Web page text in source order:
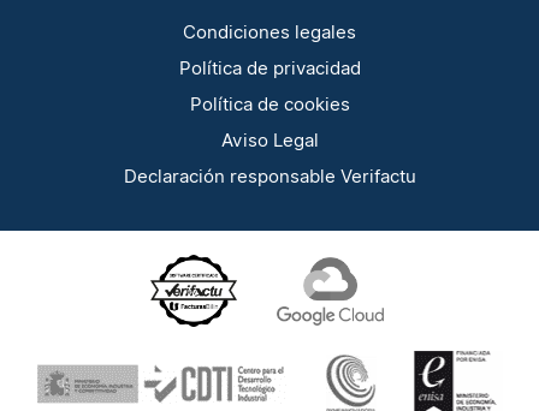
Condiciones legales
Política de privacidad
Política de cookies
Aviso Legal
Declaración responsable Verifactu